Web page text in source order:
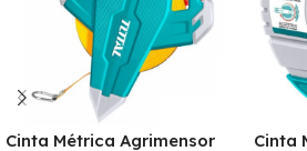
Cinta Métrica Agrimensor
Cinta